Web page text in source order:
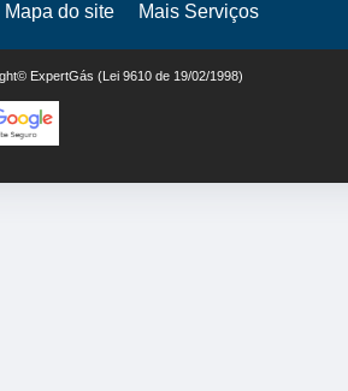
Mapa do site Mais Serviços
ExpertGás (Lei 9610 de 19/02/1998)